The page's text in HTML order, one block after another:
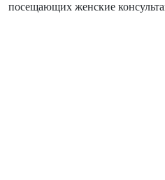
посещающих женские